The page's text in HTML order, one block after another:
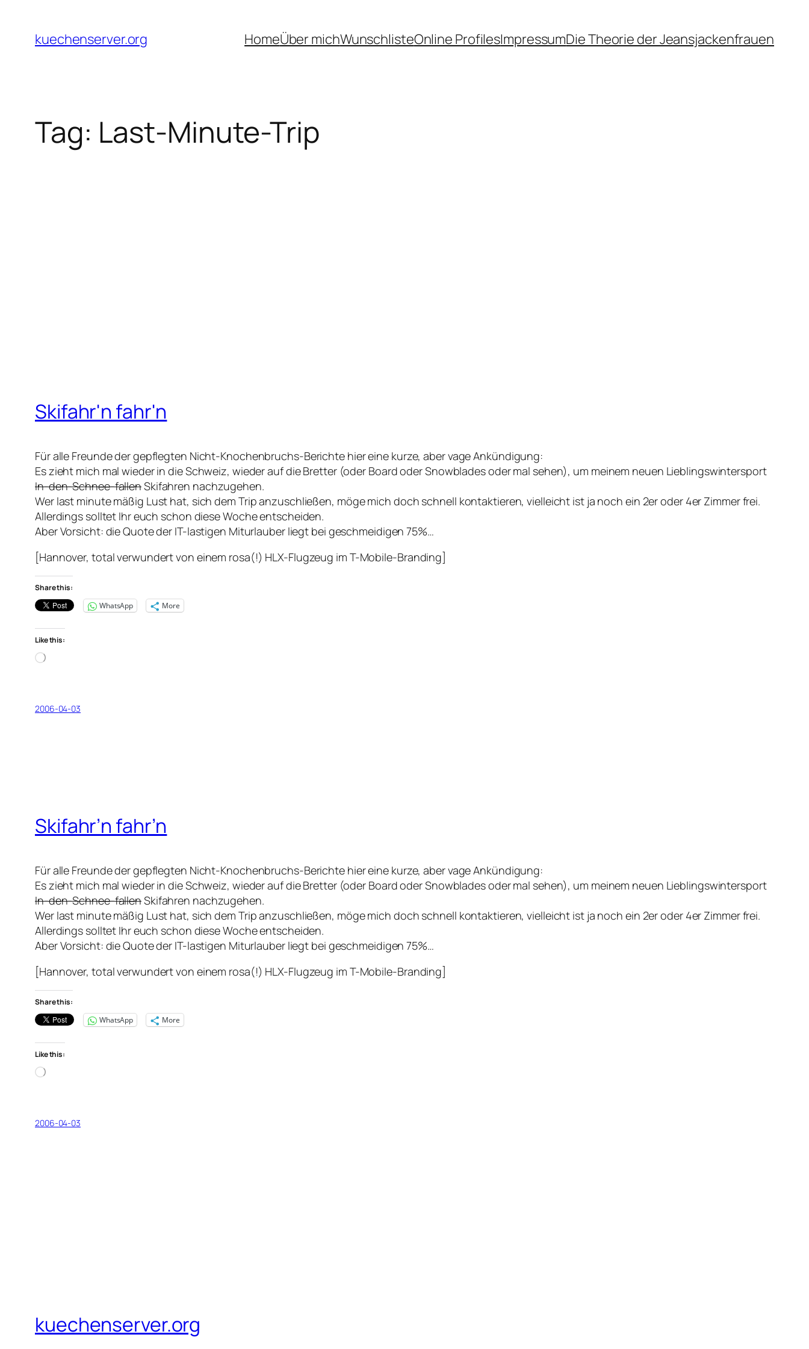
content
kuechenserver.org HomeÜber michWunschlisteOnline ProfilesImpressumDie Theorie der Jeansjackenfrauen
Tag: Last-Minute-Trip
Skifahr'n fahr'n
Für alle Freunde der gepflegten Nicht-Knochenbruchs-Berichte hier eine kurze, aber vage Ankündigung:
Es zieht mich mal wieder in die Schweiz, wieder auf die Bretter (oder Board oder Snowblades oder mal sehen), um meinem neuen Lieblingswintersport
In-den-Schnee-fallenSkifahren nachzugehen.
Wer last minute mäßig Lust hat, sich dem Trip anzuschließen, möge mich doch schnell kontaktieren, vielleicht ist ja noch ein 2er oder 4er Zimmer frei.
Allerdings solltet Ihr euch schon diese Woche entscheiden.
Aber Vorsicht: die Quote der IT-lastigen Miturlauber liegt bei geschmeidigen 75%…
[Hannover, total verwundert von einem rosa(!) HLX-Flugzeug im T-Mobile-Branding]
Share this:
WhatsApp
More
Like this:
Loading…
2006-04-03
Skifahr’n fahr’n
Für alle Freunde der gepflegten Nicht-Knochenbruchs-Berichte hier eine kurze, aber vage Ankündigung:
Es zieht mich mal wieder in die Schweiz, wieder auf die Bretter (oder Board oder Snowblades oder mal sehen), um meinem neuen Lieblingswintersport
In-den-Schnee-fallenSkifahren nachzugehen.
Wer last minute mäßig Lust hat, sich dem Trip anzuschließen, möge mich doch schnell kontaktieren, vielleicht ist ja noch ein 2er oder 4er Zimmer frei.
Allerdings solltet Ihr euch schon diese Woche entscheiden.
Aber Vorsicht: die Quote der IT-lastigen Miturlauber liegt bei geschmeidigen 75%…
[Hannover, total verwundert von einem rosa(!) HLX-Flugzeug im T-Mobile-Branding]
Share this:
WhatsApp
More
Like this:
Loading…
2006-04-03
kuechenserver.org